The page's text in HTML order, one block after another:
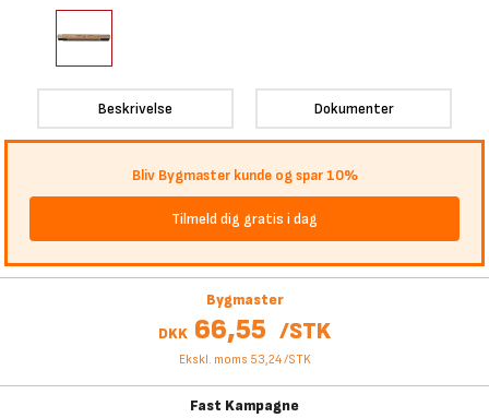
Beskrivelse Dokumenter
Bliv Bygmaster kunde og spar 10%
Tilmeld dig gratis i dag
Bygmaster
DKK 66,55 /STK
Ekskl. moms 53,24/STK
Fast Kampagne